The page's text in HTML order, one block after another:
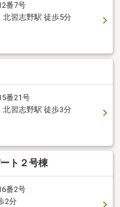
番7号
習志野駅 徒歩5分
番21号
習志野駅 徒歩3分
ト２号棟
番2号
2分